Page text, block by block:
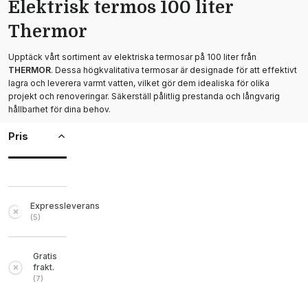
Elektrisk termos 100 liter
Thermor
Upptäck vårt sortiment av elektriska termosar på 100 liter från
THERMOR. Dessa högkvalitativa termosar är designade för att effektivt
lagra och leverera varmt vatten, vilket gör dem idealiska för olika
projekt och renoveringar. Säkerställ pålitlig prestanda och långvarig
hållbarhet för dina behov.
Pris
Expressleverans
(5)
Gratis
frakt.
(7)